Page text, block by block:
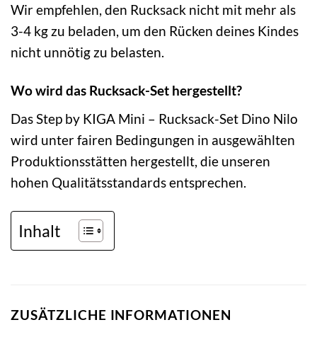
Wir empfehlen, den Rucksack nicht mit mehr als
3-4 kg zu beladen, um den Rücken deines Kindes
nicht unnötig zu belasten.
Wo wird das Rucksack-Set hergestellt?
Das Step by KIGA Mini – Rucksack-Set Dino Nilo
wird unter fairen Bedingungen in ausgewählten
Produktionsstätten hergestellt, die unseren
hohen Qualitätsstandards entsprechen.
Inhalt
ZUSÄTZLICHE INFORMATIONEN